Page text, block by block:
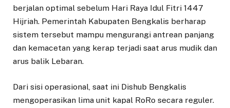
berjalan optimal sebelum Hari Raya Idul Fitri 1447
Hijriah. Pemerintah Kabupaten Bengkalis berharap
sistem tersebut mampu mengurangi antrean panjang
dan kemacetan yang kerap terjadi saat arus mudik dan
arus balik Lebaran.
Dari sisi operasional, saat ini Dishub Bengkalis
mengoperasikan lima unit kapal RoRo secara reguler.